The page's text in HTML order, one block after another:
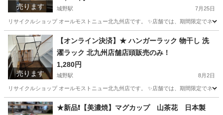
売ります 城野駅 7月25日
リサイクルショップ オールモストニュー北九州店です。 ✨️店舗では、期間限定でネ
福岡 北九州市 城野駅 収納家具
売ります
【オンライン決済】★ ハンガーラック 物干し 洗
濯ラック 北九州店舗店頭販売のみ！
1,280円
城野駅 8月2日
リサイクルショップ オールモストニュー北九州店です。 ✨️店舗では、期間限定でネ
福岡 北九州市 城野駅 洗濯用品 商品
★新品❗️【美濃焼】マグカップ 山茶花 日本製